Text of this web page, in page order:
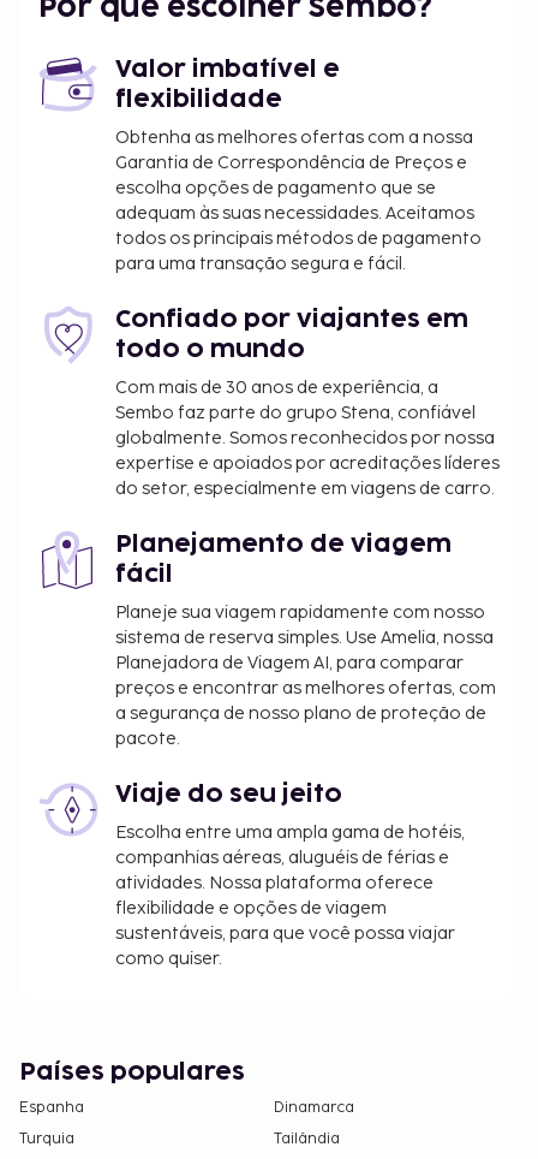
Por que escolher Sembo?
Valor imbatível e
flexibilidade
Obtenha as melhores ofertas com a nossa
Garantia de Correspondência de Preços e
escolha opções de pagamento que se
adequam às suas necessidades. Aceitamos
todos os principais métodos de pagamento
para uma transação segura e fácil.
Confiado por viajantes em
todo o mundo
Com mais de 30 anos de experiência, a
Sembo faz parte do grupo Stena, confiável
globalmente. Somos reconhecidos por nossa
expertise e apoiados por acreditações líderes
do setor, especialmente em viagens de carro.
Planejamento de viagem
fácil
Planeje sua viagem rapidamente com nosso
sistema de reserva simples. Use Amelia, nossa
Planejadora de Viagem AI, para comparar
preços e encontrar as melhores ofertas, com
a segurança de nosso plano de proteção de
pacote.
Viaje do seu jeito
Escolha entre uma ampla gama de hotéis,
companhias aéreas, aluguéis de férias e
atividades. Nossa plataforma oferece
flexibilidade e opções de viagem
sustentáveis, para que você possa viajar
como quiser.
Países populares
Espanha
Dinamarca
Turquia
Tailândia